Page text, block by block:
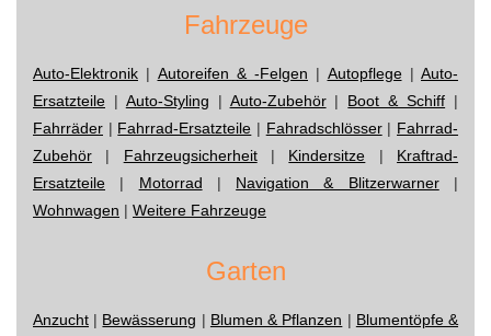
Fahrzeuge
Auto-Elektronik | Autoreifen & -Felgen | Autopflege| Auto-
Ersatzteile | Auto-Styling | Auto-Zubehör| Boot & Schiff |
Fahrräder | Fahrrad-Ersatzteile | Fahradschlösser| Fahrrad-
Zubehör | Fahrzeugsicherheit| Kindersitze | Kraftrad-
Ersatzteile | Motorrad | Navigation & Blitzerwarner|
Wohnwagen | Weitere Fahrzeuge
Garten
Anzucht | Bewässerung | Blumen & Pflanzen | Blumentöpfe &